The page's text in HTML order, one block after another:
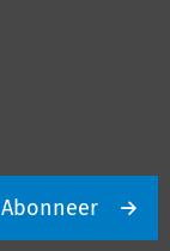
Abonneer